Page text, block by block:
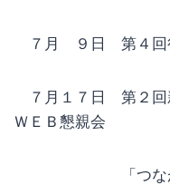
７月 ９日 第４回
７月１７日 第２回
ＷＥＢ懇親会
「つながる！